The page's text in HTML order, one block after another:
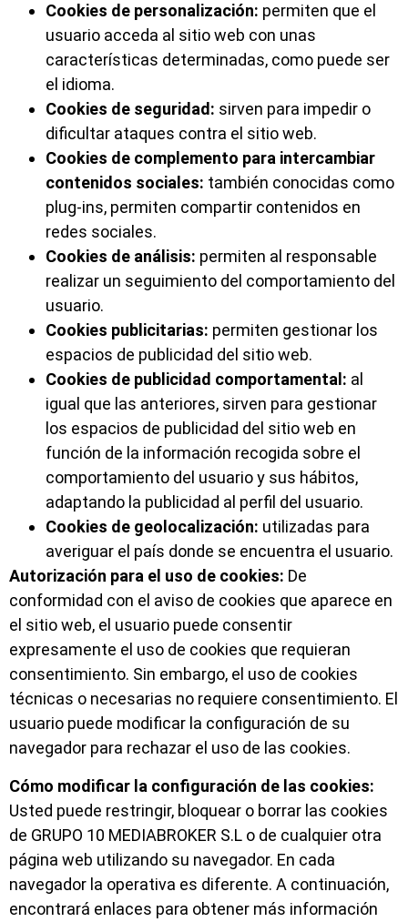
Cookies de personalización: permiten que el
usuario acceda al sitio web con unas
características determinadas, como puede ser
el idioma.
Cookies de seguridad: sirven para impedir o
dificultar ataques contra el sitio web.
Cookies de complemento para intercambiar
contenidos sociales: también conocidas como
plug-ins, permiten compartir contenidos en
redes sociales.
Cookies de análisis: permiten al responsable
realizar un seguimiento del comportamiento del
usuario.
Cookies publicitarias: permiten gestionar los
espacios de publicidad del sitio web.
Cookies de publicidad comportamental: al
igual que las anteriores, sirven para gestionar
los espacios de publicidad del sitio web en
función de la información recogida sobre el
comportamiento del usuario y sus hábitos,
adaptando la publicidad al perfil del usuario.
Cookies de geolocalización: utilizadas para
averiguar el país donde se encuentra el usuario.
Autorización para el uso de cookies: De
conformidad con el aviso de cookies que aparece en
el sitio web, el usuario puede consentir
expresamente el uso de cookies que requieran
consentimiento. Sin embargo, el uso de cookies
técnicas o necesarias no requiere consentimiento. El
usuario puede modificar la configuración de su
navegador para rechazar el uso de las cookies.
Cómo modificar la configuración de las cookies:
Usted puede restringir, bloquear o borrar las cookies
de GRUPO 10 MEDIABROKER S.L o de cualquier otra
página web utilizando su navegador. En cada
navegador la operativa es diferente. A continuación,
encontrará enlaces para obtener más información